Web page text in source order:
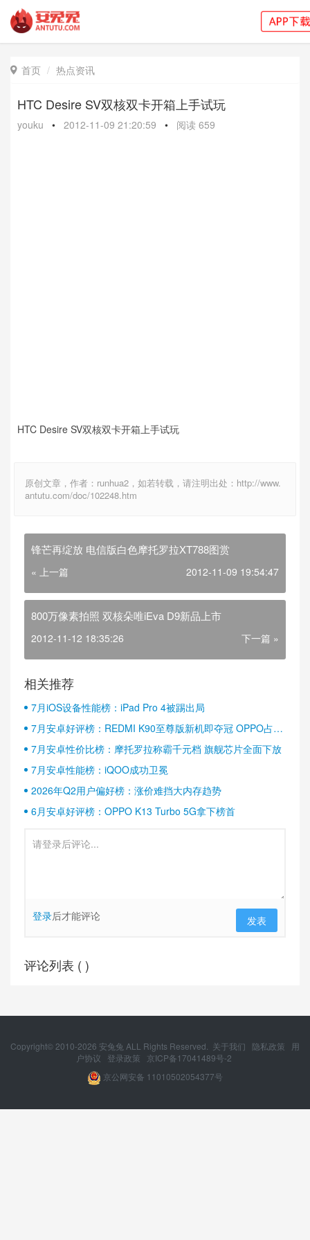
 首页 热点资讯
HTC Desire SV双核双卡开箱上手试玩
youku • 2012-11-09 21:20:59 • 阅读 659
HTC Desire SV双核双卡开箱上手试玩
原创文章，作者：runhua2，如若转载，请注明出处：http://www.
antutu.com/doc/102248.htm
锋芒再绽放 电信版白色摩托罗拉XT788图赏
« 上一篇 2012-11-09 19:54:47
800万像素拍照 双核朵唯iEva D9新品上市
2012-11-12 18:35:26 下一篇 »
相关推荐
7月iOS设备性能榜：iPad Pro 4被踢出局
7月安卓好评榜：REDMI K90至尊版新机即夺冠 OPPO占据
半壁江山
7月安卓性价比榜：摩托罗拉称霸千元档 旗舰芯片全面下放
7月安卓性能榜：iQOO成功卫冕
2026年Q2用户偏好榜：涨价难挡大内存趋势
6月安卓好评榜：OPPO K13 Turbo 5G拿下榜首
登录后才能评论 发表
评论列表 ( )
Copyright© 2010-2026 安兔兔 ALL Rights Reserved. 关于我们 隐私政策
用
户协议
登录政策
京ICP备17041489号-2
京公网安备 11010502054377号